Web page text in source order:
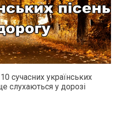
сучасних українських
слухаються у дорозі